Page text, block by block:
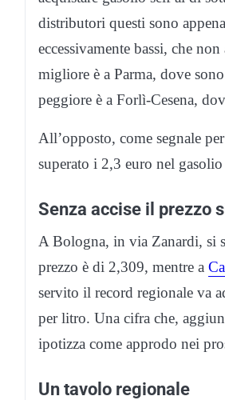
distributori questi sono
eccessivamente bassi, che
migliore è a Parma, dove
peggiore è a Forlì-Cesena,
All’opposto, come segnale
superato i 2,3 euro nel
Senza accise il prezzo
A Bologna, in via Zanardi, si
prezzo è di 2,309, mentre a
servito il record regionale va
per litro. Una cifra che,
ipotizza come approdo nei
Un tavolo regionale